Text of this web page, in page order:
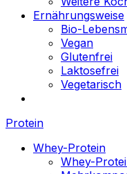
Ernährungsweise
Bio-
Vegan
Glutenfrei
Laktosefrei
Vegetarisch
Protein
Whey-Protein
Whey-